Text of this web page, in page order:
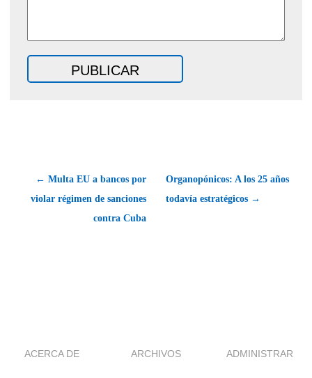
← Multa EU a bancos por
violar régimen de sanciones
contra Cuba
Organopónicos: A los 25 años
todavía estratégicos →
ACERCA DE ARCHIVOS ADMINISTRAR